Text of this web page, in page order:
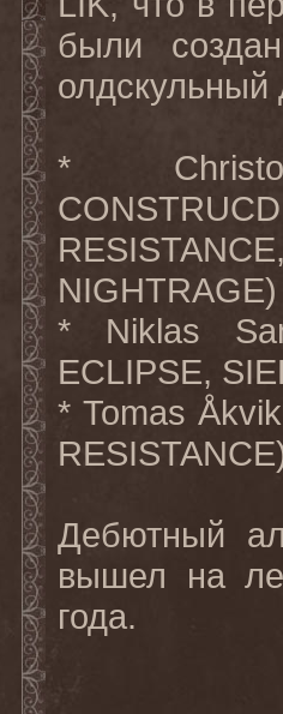
были
олдскульный
*
RESISTANCE
NIGHTRAGE
* Niklas
ECLIPSE,
* Tomas Åkvik
RESISTANCE
Дебютный
вышел на
года.